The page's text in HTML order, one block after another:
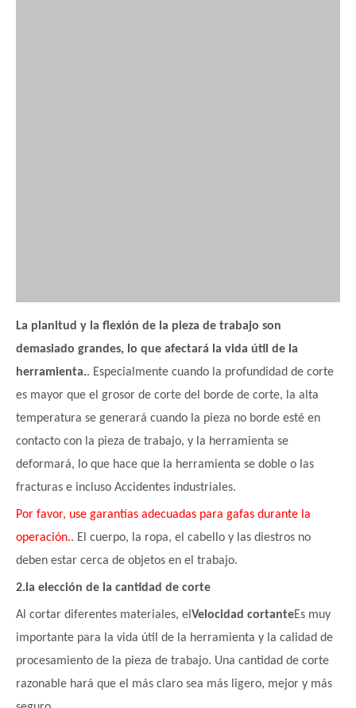
La planitud y la flexión de la pieza de trabajo son
demasiado grandes, lo que afectará la vida útil de la
herramienta.. Especialmente cuando la profundidad de corte
es mayor que el grosor de corte del borde de corte, la alta
temperatura se generará cuando la pieza no borde esté en
contacto con la pieza de trabajo, y la herramienta se
deformará, lo que hace que la herramienta se doble o las
fracturas e incluso Accidentes industriales.
Por favor, use garantías adecuadas para gafas durante la
operación.. El cuerpo, la ropa, el cabello y las diestros no
deben estar cerca de objetos en el trabajo.
2. la elección de la cantidad de corte
Al cortar diferentes materiales, el Velocidad cortanteEs muy
importante para la vida útil de la herramienta y la calidad de
procesamiento de la pieza de trabajo. Una cantidad de corte
razonable hará que el más claro sea más ligero, mejor y más